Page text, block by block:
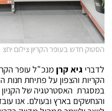
הסטוק חדש בעופר הקריון צילום יחצ
לדברי גיא קרן מנכ"ל עופר
הקריות והצפון על פתיחת
במסגרת האסטרטגיה של
והנחשקים בארץ ובעולם. אנו